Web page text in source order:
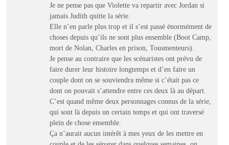
Je ne pense pas que Violette va repartir avec Jordan si
jamais Judith quitte la série.
Elle n’en parle plus trop et il s’est passé énormément de
choses depuis qu’ils ne sont plus ensemble (Boot Camp,
mort de Nolan, Charles en prison, Tousmenteurs).
Je pense au contraire que les scénaristes ont prévu de
faire durer leur histoire longtemps et d’en faire un
couple dont on se souviendra même si c’était pas ce
dont on pouvait s’attendre entre ces deux là au départ.
C’est quand même deux personnages connus de la série,
qui sont là depuis un certain temps et qui ont traversé
plein de chose ensemble.
Ça n’aurait aucun intérêt à mes yeux de les mettre en